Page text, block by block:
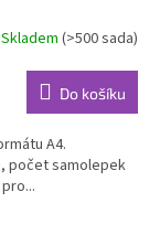
Skladem(>500 sada)
Do košíku
A4.
počet samolepek